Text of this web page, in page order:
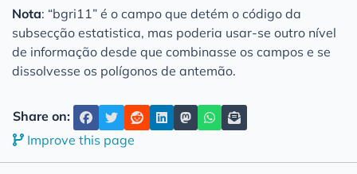
Nota: “bgri11” é o campo que detém o código da
subsecção estatistica, mas poderia usar-se outro nível
de informação desde que combinasse os campos e se
dissolvesse os polígonos de antemão.
Share on:
Improve this page